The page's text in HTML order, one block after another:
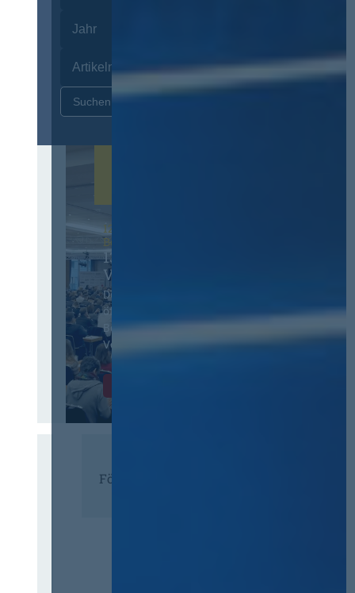
12. & 13. November 2026 in
Berlin
13. Deutscher
Vergabetag
Der Jahreskongress für
öffentliches
Beschaffungswesen und
Vergaberecht
Förderer